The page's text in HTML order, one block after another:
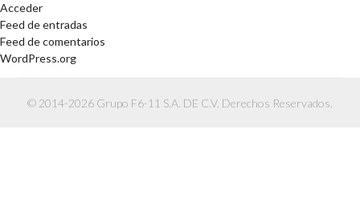
Acceder
Feed de entradas
Feed de comentarios
WordPress.org
© 2014-2026 Grupo F6-11 S.A. DE C.V. Derechos Reservados.